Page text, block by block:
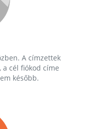
A címzettek
a cél fiókod címe
később.